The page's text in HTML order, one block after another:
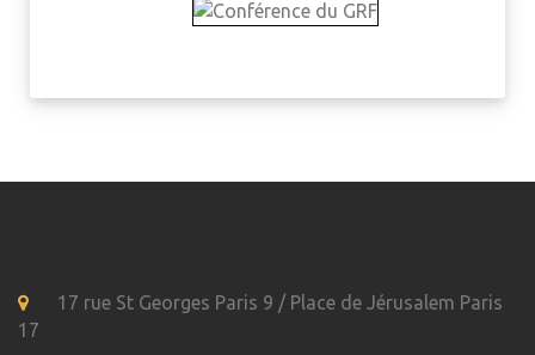
17 rue St Georges Paris 9 / Place de Jérusalem Paris
17